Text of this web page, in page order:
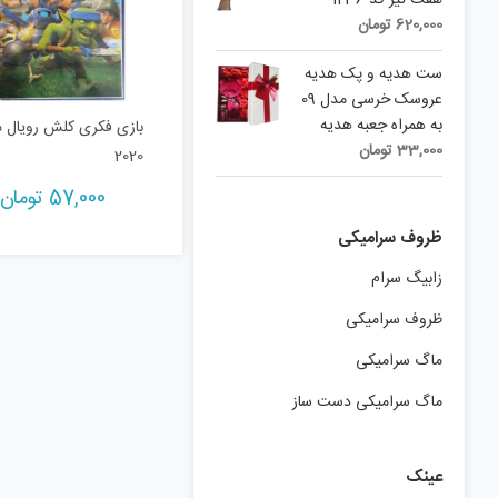
بازی فکری کلش
2020
57,000 تومان
620,000تومان
ست هديه و پک هدیه
عروسک خرسی مدل 09
به همراه جعبه هدیه
33,000تومان
ظروف سرامیکی
زابیگ سرام
ظروف سرامیکی
ماگ سرامیکی
ماگ سرامیکی دست ساز
عینک